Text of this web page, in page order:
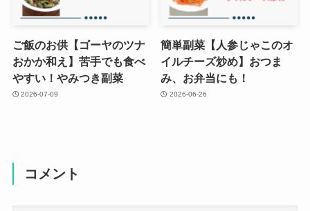
ご飯のお供【ゴーヤのツナ
おかか和え】苦手でも食べ
やすい！やみつき副菜
2026-07-09
簡単副菜【人参じゃこのオ
イルチーズ炒め】おつま
み、お弁当にも！
2026-06-26
コメント